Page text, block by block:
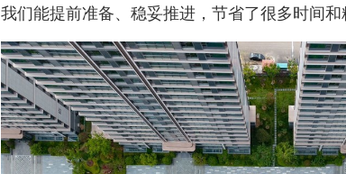
我们能提前准备、稳妥推进，节省了很多时间和